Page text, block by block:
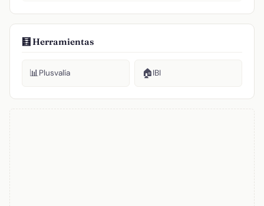
🧮 Herramientas
📊Plusvalía 🏠IBI